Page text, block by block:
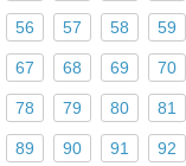
56 57 58 59
67 68 69 70
78 79 80 81
89 90 91 92